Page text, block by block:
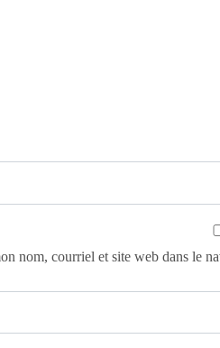
nom, courriel et site web dans le